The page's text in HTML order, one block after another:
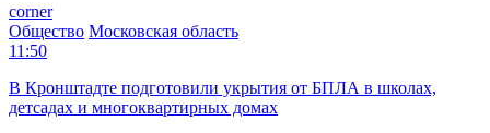
corner
Общество Московская область
11:50
В Кронштадте подготовили укрытия от БПЛА в школах,
детсадах и многоквартирных домах